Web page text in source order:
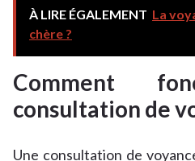
À LIRE ÉGALEMENT La
chère ?
Comment
consultation de
Une consultation de